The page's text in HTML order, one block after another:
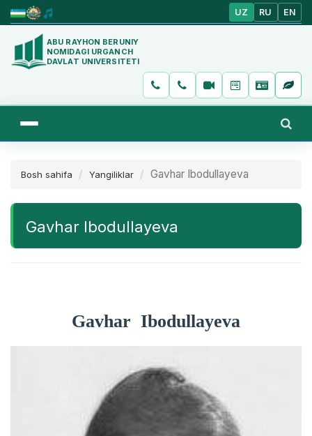
UZ RU EN
ABU RAYHON BERUNIY
NOMIDAGI URGANCH
DAVLAT UNIVERSITETI
Bosh sahifa Yangiliklar Gavhar Ibodullayeva
Gavhar Ibodullayeva
Gavhar Ibodullayeva